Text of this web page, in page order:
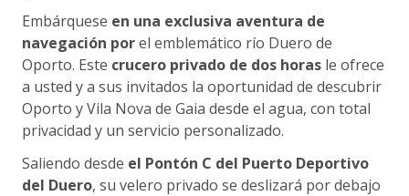
Embárquese en una exclusiva aventura de
navegación porel emblemático río Duero de
Oporto. Este crucero privado de dos horas le ofrece
a usted y a sus invitados la oportunidad de descubrir
Oporto y Vila Nova de Gaia desde el agua, con total
privacidad y un servicio personalizado.
Saliendo desde el Pontón C del Puerto Deportivo
del Duero, su velero privado se deslizará por debajo